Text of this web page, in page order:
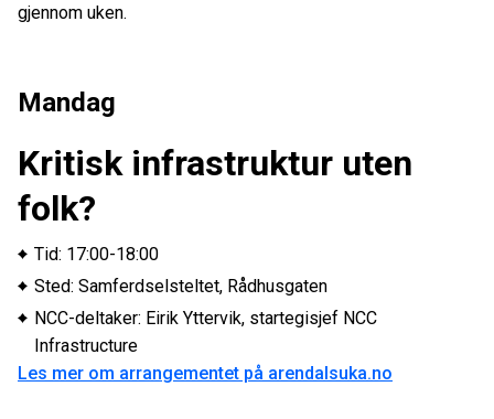
gjennom uken.
Mandag
Kritisk infrastruktur uten
folk?
Tid: 17:00-18:00
Sted: Samferdselsteltet, Rådhusgaten
NCC-deltaker: Eirik Yttervik, startegisjef NCC
Infrastructure
Les mer om arrangementet på arendalsuka.no